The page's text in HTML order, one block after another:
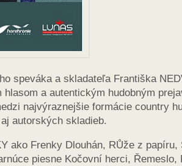
speváka a skladateľa Františka
a autentickým hudobným
najvýraznejšie formácie country
autorských skladieb.
ako Frenky Dlouhán, RŮže z papíru,
piesne Kočovní herci, Řemeslo,